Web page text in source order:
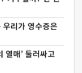
리가 영수증은
열매’ 둘러싸고